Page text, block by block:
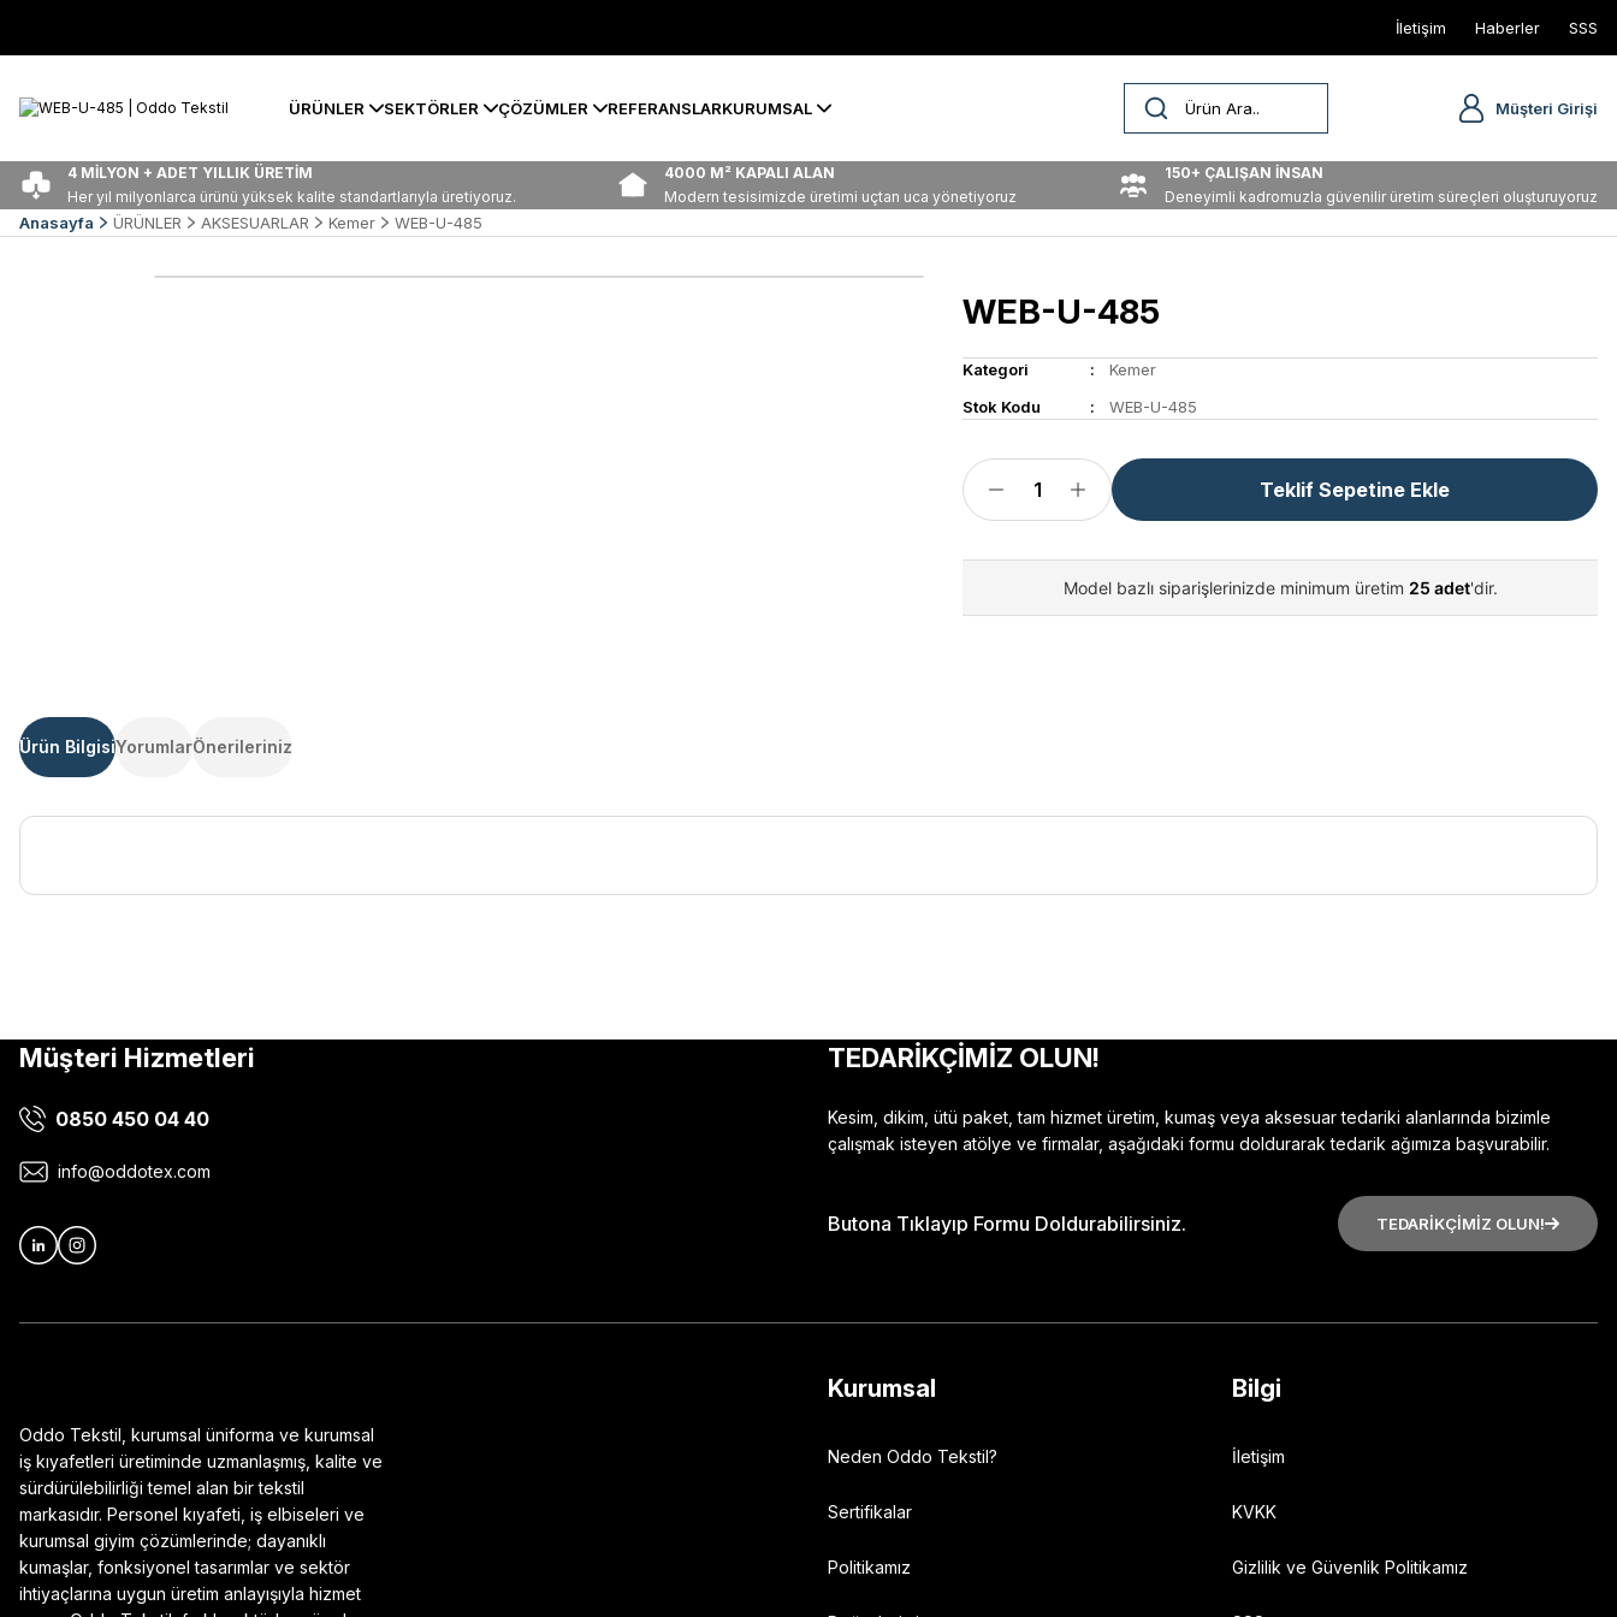
İletişim Haberler SSS
ÜRÜNLER SEKTÖRLER ÇÖZÜMLER REFERANSLARKURUMSAL Müşteri Girişi
4 MİLYON + ADET YILLIK ÜRETİM
Her yıl milyonlarca ürünü yüksek kalite standartlarıyla üretiyoruz.
4000 M² KAPALI ALAN
Modern tesisimizde üretimi uçtan uca yönetiyoruz
150+ ÇALIŞAN İNSAN
Deneyimli kadromuzla güvenilir üretim süreçleri oluşturuyoruz
Anasayfa ÜRÜNLER AKSESUARLAR Kemer WEB-U-485
WEB-U-485
Kategori
Kemer
Stok Kodu
WEB-U-485
Teklif Sepetine Ekle
Model bazlı siparişlerinizde minimum üretim 25 adet'dir.
Ürün BilgisiYorumlarÖnerileriniz
Yorum Yaz
Ürün resmi kalitesiz, bozuk veya görüntülenemiyor.
Ürün bilgilerinde hatalar bulunuyor.
Müşteri Hizmetleri
0850 450 04 40
info@oddotex.com
TEDARİKÇİMİZ OLUN!
Kesim, dikim, ütü paket, tam hizmet üretim, kumaş veya aksesuar tedariki alanlarında bizimle
çalışmak isteyen atölye ve firmalar, aşağıdaki formu doldurarak tedarik ağımıza başvurabilir.
Butona Tıklayıp Formu Doldurabilirsiniz. TEDARİKÇİMİZ OLUN!
Oddo Tekstil, kurumsal üniforma ve kurumsal
iş kıyafetleri üretiminde uzmanlaşmış, kalite ve
sürdürülebilirliği temel alan bir tekstil
markasıdır. Personel kıyafeti, iş elbiseleri ve
kurumsal giyim çözümlerinde; dayanıklı
kumaşlar, fonksiyonel tasarımlar ve sektör
ihtiyaçlarına uygun üretim anlayışıyla hizmet
Kurumsal
Neden Oddo Tekstil?
Sertifikalar
Politikamız
Bilgi
İletişim
KVKK
Gizlilik ve Güvenlik Politikamız